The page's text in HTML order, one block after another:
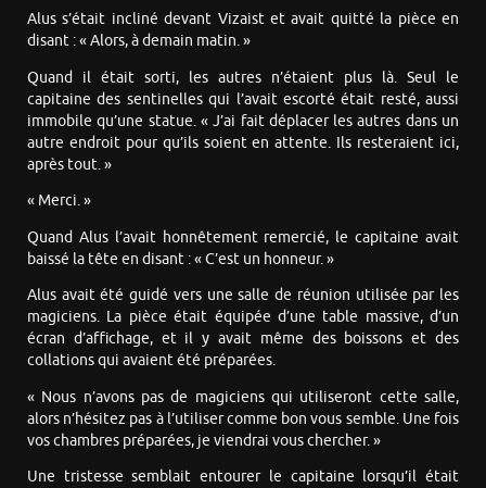
Alus s’était incliné devant Vizaist et avait quitté la pièce en
disant : « Alors, à demain matin. »
Quand il était sorti, les autres n’étaient plus là. Seul le
capitaine des sentinelles qui l’avait escorté était resté, aussi
immobile qu’une statue. « J’ai fait déplacer les autres dans un
autre endroit pour qu’ils soient en attente. Ils resteraient ici,
après tout. »
« Merci. »
Quand Alus l’avait honnêtement remercié, le capitaine avait
baissé la tête en disant : « C’est un honneur. »
Alus avait été guidé vers une salle de réunion utilisée par les
magiciens. La pièce était équipée d’une table massive, d’un
écran d’affichage, et il y avait même des boissons et des
collations qui avaient été préparées.
« Nous n’avons pas de magiciens qui utiliseront cette salle,
alors n’hésitez pas à l’utiliser comme bon vous semble. Une fois
vos chambres préparées, je viendrai vous chercher. »
Une tristesse semblait entourer le capitaine lorsqu’il était